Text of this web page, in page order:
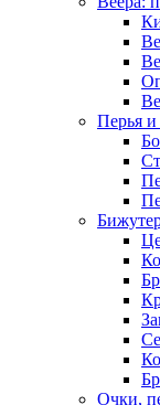
Перья и
Очки,